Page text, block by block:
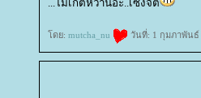
...ไม่เก็ตหวานอะ..เซ็งจิต
ดย: mutcha_nu วันที่: 1 กุมภาพันธ์